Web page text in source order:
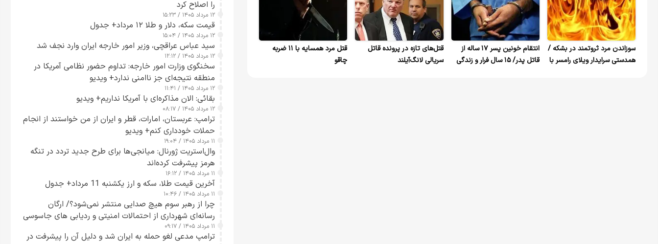
سوزاندن مرد ثروتمند در بشکه /
همدستی سرایدار ویلای رامسر با
انتقام خونین پسر ۱۷ ساله از
قاتل پدر/ ۱۵ سال فرار و زندگی
قتل‌های تازه در پرونده قاتل
سریالی لانگ‌آیلند
قتل مرد همسایه با ۱۱ ضربه
چاقو
را اصلاح کرد
۱۲ مرداد ۱۴۰۵ / ۱۵:۲۳
قیمت سکه، دلار و طلا ۱۲ مرداد+ جدول
۱۲ مرداد ۱۴۰۵ / ۱۵:۰۴
سید عباس عراقچی، وزیر امور خارجه ایران وارد نجف شد
۱۲ مرداد ۱۴۰۵ / ۱۲:۱۲
سخنگوی وزارت امور خارجه: تداوم حضور نظامی آمریکا در
منطقه نتیجه‌ای جز ناامنی ندارد+ ویدیو
۱۲ مرداد ۱۴۰۵ / ۱۱:۴۱
بقائی: الان مذاکره‌ای با آمریکا نداریم+ ویدیو
۱۲ مرداد ۱۴۰۵ / ۰۸:۱۷
ترامپ: عربستان، امارات، قطر و ایران از من خواستند از انجام
حملات خودداری کنم+ ویدیو
۱۱ مرداد ۱۴۰۵ / ۱۹:۰۴
وال‌استریت ژورنال: میانجی‌ها برای طرح جدید تردد در تنگه
هرمز پیشرفت کرده‌اند
۱۱ مرداد ۱۴۰۵ / ۱۶:۱۲
آخرین قیمت طلا، سکه و ارز یکشنبه 11 مرداد+ جدول
۱۱ مرداد ۱۴۰۵ / ۱۰:۴۶
چرا از رهبر سوم هیچ صدایی منتشر نمی‌شود؟/ ارگان
رسانه‌ای شهرداری از احتمالات امنیتی و ردیابی های جاسوسی
گفت
۱۱ مرداد ۱۴۰۵ / ۰۹:۱۷
ترامپ مدعی لغو حمله به ایران شد و دلیل آن را پیشرفت در